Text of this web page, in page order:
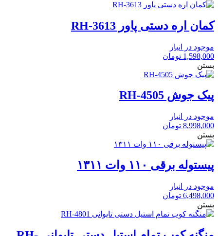
کمان اره دستی پاور RH-3613
موجود در انبار
1,598,000 تومان
بستن
پیک جوش RH-4505
موجود در انبار
8,998,000 تومان
بستن
پیستوله برقی ۱۱۰ وات ۱۳۱۱
موجود در انبار
6,498,000 تومان
بستن